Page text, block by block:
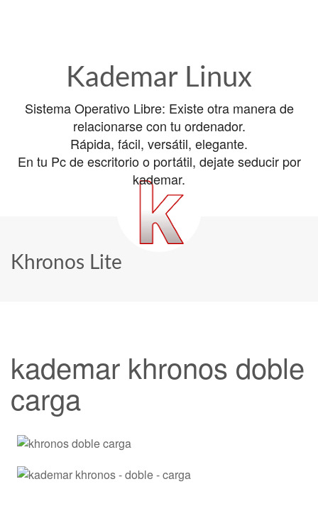
Kademar Linux
Sistema Operativo Libre: Existe otra manera de
relacionarse con tu ordenador.
Rápida, fácil, versátil, elegante.
En tu Pc de escritorio o portátil, dejate seducir por
kademar.
Khronos Lite
kademar khronos doble
carga